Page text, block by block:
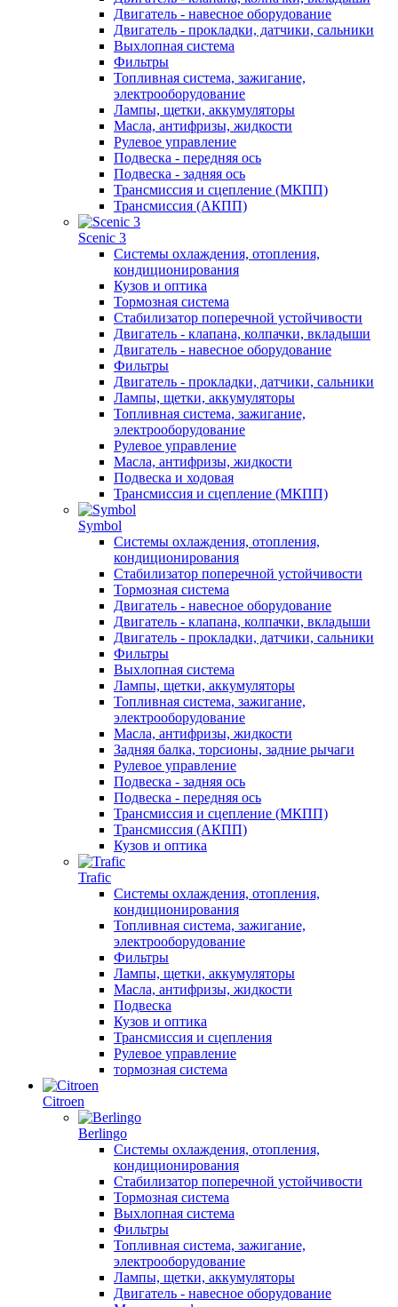
Двигатель - навесное оборудование
Двигатель - прокладки, датчики, сальники
Выхлопная система
Фильтры
Топливная система, зажигание,
электрооборудование
Лампы, щетки, аккумуляторы
Масла, антифризы, жидкости
Рулевое управление
Подвеска - передняя ось
Подвеска - задняя ось
Трансмиссия и сцепление (МКПП)
Трансмиссия (АКПП)
Scenic 3
Системы охлаждения, отопления,
кондиционирования
Кузов и оптика
Тормозная система
Стабилизатор поперечной устойчивости
Двигатель - клапана, колпачки, вкладыши
Двигатель - навесное оборудование
Фильтры
Двигатель - прокладки, датчики, сальники
Лампы, щетки, аккумуляторы
Топливная система, зажигание,
электрооборудование
Рулевое управление
Масла, антифризы, жидкости
Подвеска и ходовая
Трансмиссия и сцепление (МКПП)
Symbol
Системы охлаждения, отопления,
кондиционирования
Стабилизатор поперечной устойчивости
Тормозная система
Двигатель - навесное оборудование
Двигатель - клапана, колпачки, вкладыши
Двигатель - прокладки, датчики, сальники
Фильтры
Выхлопная система
Лампы, щетки, аккумуляторы
Топливная система, зажигание,
электрооборудование
Масла, антифризы, жидкости
Задняя балка, торсионы, задние рычаги
Рулевое управление
Подвеска - задняя ось
Подвеска - передняя ось
Трансмиссия и сцепление (МКПП)
Трансмиссия (АКПП)
Кузов и оптика
Trafic
Системы охлаждения, отопления,
кондиционирования
Топливная система, зажигание,
электрооборудование
Фильтры
Лампы, щетки, аккумуляторы
Масла, антифризы, жидкости
Подвеска
Кузов и оптика
Трансмиссия и сцепления
Рулевое управление
тормозная система
Citroen
Berlingo
Системы охлаждения, отопления,
кондиционирования
Стабилизатор поперечной устойчивости
Тормозная система
Выхлопная система
Фильтры
Топливная система, зажигание,
электрооборудование
Лампы, щетки, аккумуляторы
Двигатель - навесное оборудование